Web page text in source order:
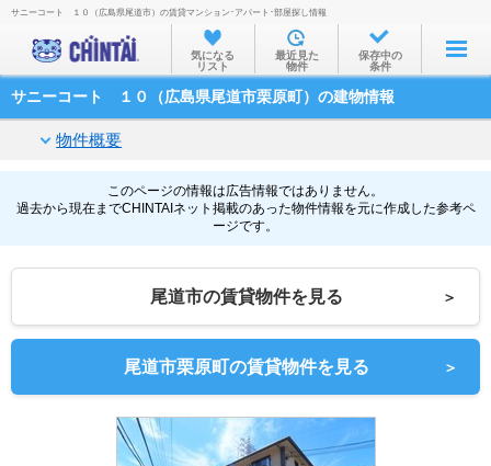
お部屋を探す
沿線・駅から
通勤通学時間から
物件特集から
不動産会社から
TOP
サニーコート １０（広島県尾道市）の賃貸マンション･アパート･部屋探し情報
気になる
リスト
最近見た
物件
保存中の
条件
サニーコート １０（広島県尾道市栗原町）の建物情報
物件概要
このページの情報は広告情報ではありません。
過去から現在までCHINTAIネット掲載のあった物件情報を元に作成した参考ペ
ージです。
尾道市の賃貸物件を見る ＞
尾道市栗原町の賃貸物件を見る ＞